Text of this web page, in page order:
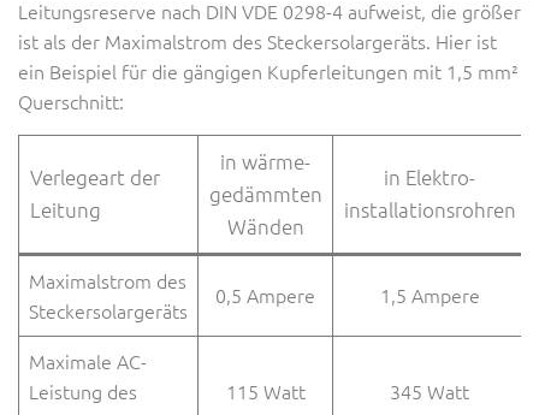
Leitungsreserve nach DIN VDE 0298-4 aufweist, die größer
ist als der Maximalstrom des Steckersolargeräts. Hier ist
ein Beispiel für die gängigen Kupferleitungen mit 1,5 mm²
Querschnitt:
Verlegeart der
Leitung
in wärme-
gedämmten
Wänden
in Elektro-
installationsrohren
Maximalstrom des
Steckersolargeräts
0,5 Ampere 1,5 Ampere
Maximale AC-
Leistung des
115 Watt 345 Watt